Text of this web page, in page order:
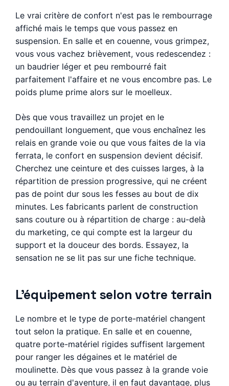
Le vrai critère de confort n'est pas le rembourrage
affiché mais le temps que vous passez en
suspension. En salle et en couenne, vous grimpez,
vous vous vachez brièvement, vous redescendez :
un baudrier léger et peu rembourré fait
parfaitement l'affaire et ne vous encombre pas. Le
poids plume prime alors sur le moelleux.
Dès que vous travaillez un projet en le
pendouillant longuement, que vous enchaînez les
relais en grande voie ou que vous faites de la via
ferrata, le confort en suspension devient décisif.
Cherchez une ceinture et des cuisses larges, à la
répartition de pression progressive, qui ne créent
pas de point dur sous les fesses au bout de dix
minutes. Les fabricants parlent de construction
sans couture ou à répartition de charge : au-delà
du marketing, ce qui compte est la largeur du
support et la douceur des bords. Essayez, la
sensation ne se lit pas sur une fiche technique.
L'équipement selon votre terrain
Le nombre et le type de porte-matériel changent
tout selon la pratique. En salle et en couenne,
quatre porte-matériel rigides suffisent largement
pour ranger les dégaines et le matériel de
moulinette. Dès que vous passez à la grande voie
ou au terrain d'aventure, il en faut davantage, plus